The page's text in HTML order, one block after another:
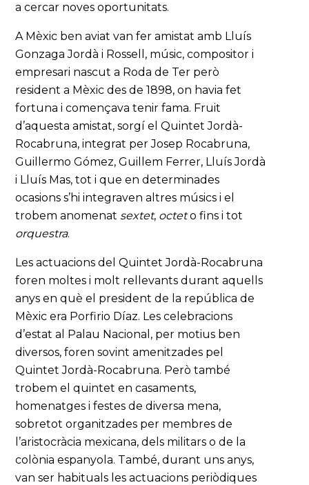
a cercar noves oportunitats.
A Mèxic ben aviat van fer amistat amb Lluís
Gonzaga Jordà i Rossell, músic, compositor i
empresari nascut a Roda de Ter però
resident a Mèxic des de 1898, on havia fet
fortuna i començava tenir fama. Fruit
d’aquesta amistat, sorgí el Quintet Jordà-
Rocabruna, integrat per Josep Rocabruna,
Guillermo Gómez, Guillem Ferrer, Lluís Jordà
i Lluís Mas, tot i que en determinades
ocasions s’hi integraven altres músics i el
trobem anomenat sextet, octeto fins i tot
orquestra.
Les actuacions del Quintet Jordà-Rocabruna
foren moltes i molt rellevants durant aquells
anys en què el president de la república de
Mèxic era Porfirio Díaz. Les celebracions
d’estat al Palau Nacional, per motius ben
diversos, foren sovint amenitzades pel
Quintet Jordà-Rocabruna. Però també
trobem el quintet en casaments,
homenatges i festes de diversa mena,
sobretot organitzades per membres de
l’aristocràcia mexicana, dels militars o de la
colònia espanyola. També, durant uns anys,
van ser habituals les actuacions periòdiques